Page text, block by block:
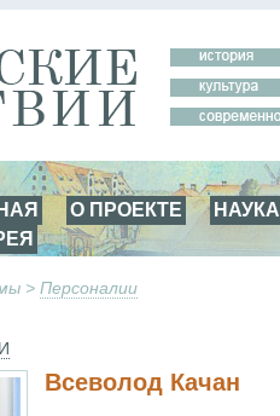
О ПРОЕКТЕ НАУКА
> Персоналии
Всеволод Качан